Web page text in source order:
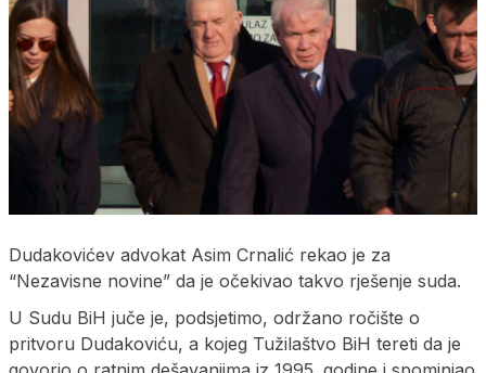
Dudakovićev advokat Asim Crnalić rekao je za
“Nezavisne novine” da je očekivao takvo rješenje suda.
U Sudu BiH juče je, podsjetimo, održano ročište o
pritvoru Dudakoviću, a kojeg Tužilaštvo BiH tereti da je